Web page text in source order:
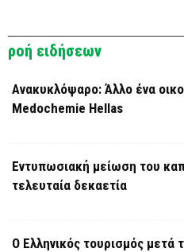
ροή ειδήσεων
Ανακυκλόψαρο: Άλλο ένα
Medochemie Hellas
Εντυπωσιακή μείωση του
τελευταία δεκαετία
Ο Ελληνικός τουρισμός μετά